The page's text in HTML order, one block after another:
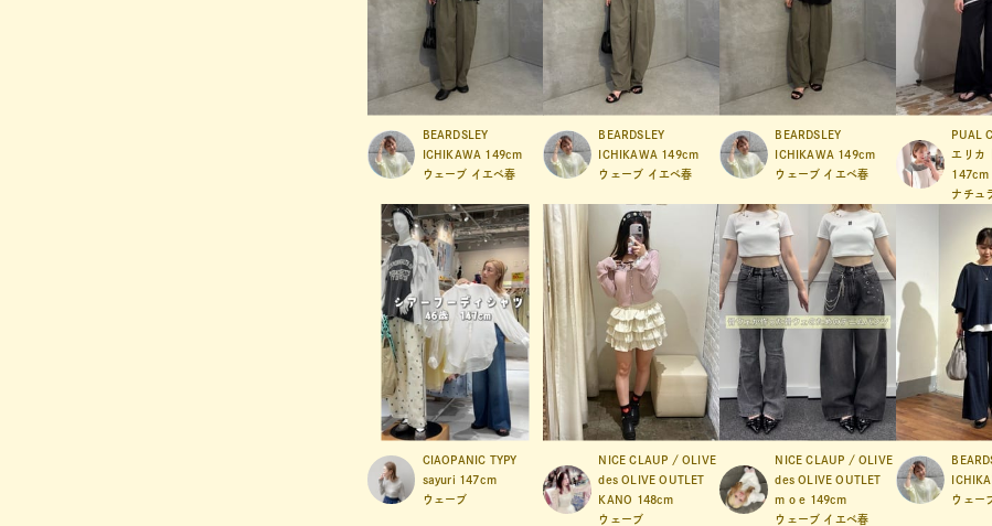
BEARDSLEY
ICHIKAWA 149cm
ウェーブ イエベ春
BEARDSLEY
ICHIKAWA 149cm
ウェーブ イエベ春
BEARDSLEY
ICHIKAWA 149cm
ウェーブ イエベ春
PUAL
エリカ
147cm
ナチュ
CIAOPANIC TYPY
sayuri 147cm
ウェーブ
NICE CLAUP / OLIVE
des OLIVE OUTLET
KANO 148cm
ウェーブ
NICE CLAUP / OLIVE
des OLIVE OUTLET
m o e 149cm
ウェーブ イエベ春
ウェー